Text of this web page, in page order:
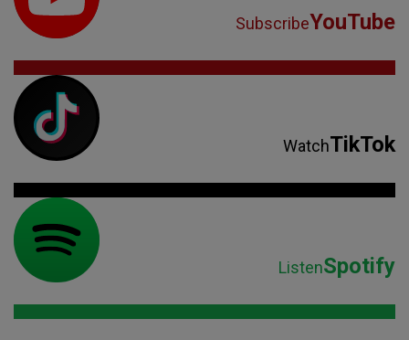
SubscribeYouTube
WatchTikTok
ListenSpotify